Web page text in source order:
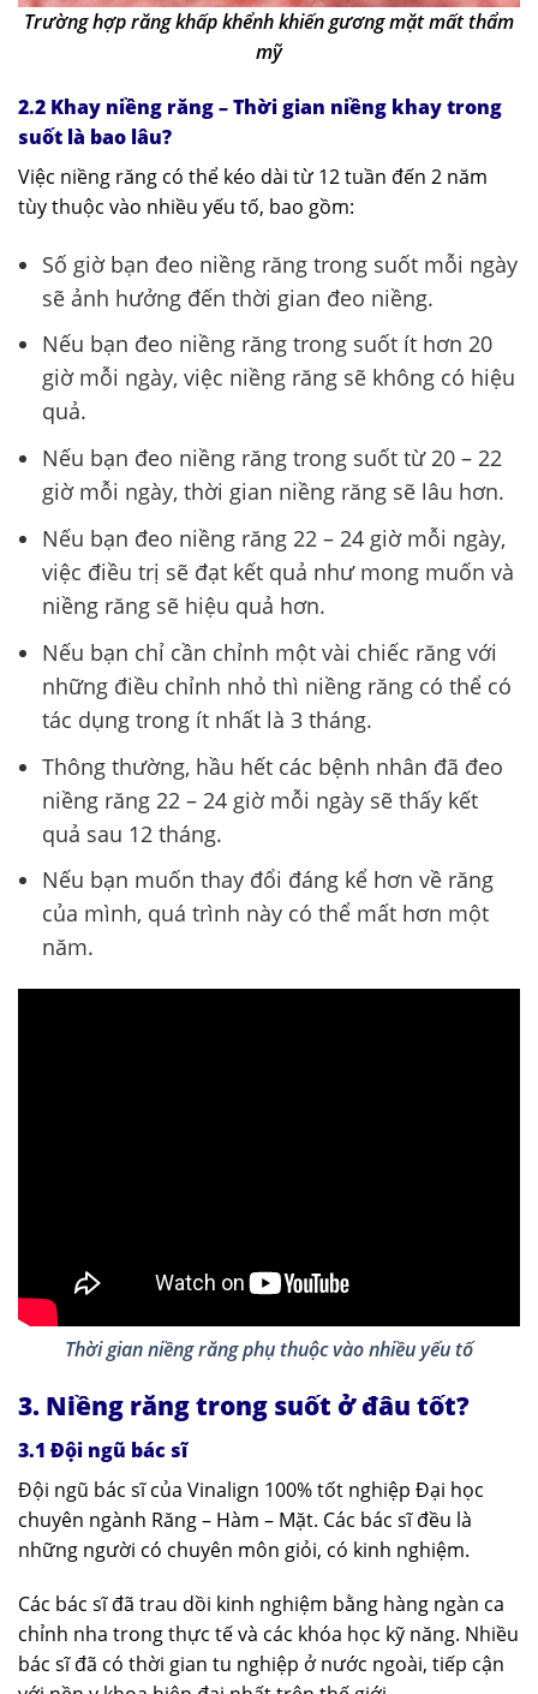
Trường hợp răng khấp khểnh khiến gương mặt mất thẩm
mỹ
2.2 Khay niềng răng – Thời gian niềng khay trong
suốt là bao lâu?
Việc niềng răng có thể kéo dài từ 12 tuần đến 2 năm
tùy thuộc vào nhiều yếu tố, bao gồm:
Số giờ bạn đeo niềng răng trong suốt mỗi ngày
sẽ ảnh hưởng đến thời gian đeo niềng.
Nếu bạn đeo niềng răng trong suốt ít hơn 20
giờ mỗi ngày, việc niềng răng sẽ không có hiệu
quả.
Nếu bạn đeo niềng răng trong suốt từ 20 – 22
giờ mỗi ngày, thời gian niềng răng sẽ lâu hơn.
Nếu bạn đeo niềng răng 22 – 24 giờ mỗi ngày,
việc điều trị sẽ đạt kết quả như mong muốn và
niềng răng sẽ hiệu quả hơn.
Nếu bạn chỉ cần chỉnh một vài chiếc răng với
những điều chỉnh nhỏ thì niềng răng có thể có
tác dụng trong ít nhất là 3 tháng.
Thông thường, hầu hết các bệnh nhân đã đeo
niềng răng 22 – 24 giờ mỗi ngày sẽ thấy kết
quả sau 12 tháng.
Nếu bạn muốn thay đổi đáng kể hơn về răng
của mình, quá trình này có thể mất hơn một
năm.
Thời gian niềng răng phụ thuộc vào nhiều yếu tố
3. Niềng răng trong suốt ở đâu tốt?
3.1 Đội ngũ bác sĩ
Đội ngũ bác sĩ của Vinalign 100% tốt nghiệp Đại học
chuyên ngành Răng – Hàm – Mặt. Các bác sĩ đều là
những người có chuyên môn giỏi, có kinh nghiệm.
Các bác sĩ đã trau dồi kinh nghiệm bằng hàng ngàn ca
chỉnh nha trong thực tế và các khóa học kỹ năng. Nhiều
bác sĩ đã có thời gian tu nghiệp ở nước ngoài, tiếp cận